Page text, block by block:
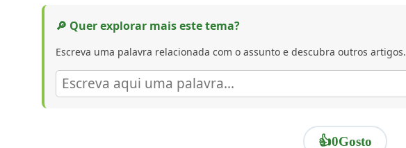
🔎 Quer explorar mais este tema?
Escreva uma palavra relacionada com o assunto e descubra outros artigos.
👍0Gosto